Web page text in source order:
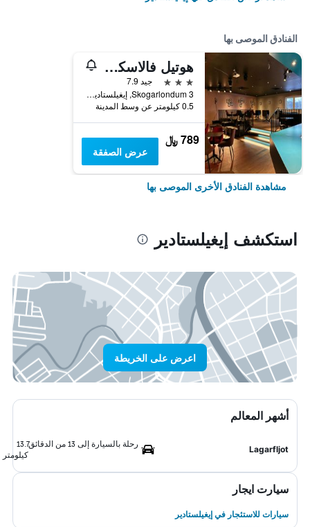
الفنادق الموصى بها
هوتيل فالاسكالف
3 نجوم
جيد 7.9
Skogarlondum 3, إيغيلستادير, أيسلندا
0.5 كيلومتر عن وسط المدينة
789 ﷼
عرض الصفقة
مشاهدة الفنادق الأخرى الموصى بها
استكشف إيغيلستادير
اعرض على الخريطة
أشهر المعالم
Lagarfljot
رحلة بالسيارة إلى 13 من الدقائق
13.7
كيلومتر
سيارت ايجار
سيارات للاستئجار في إيغيلستادير